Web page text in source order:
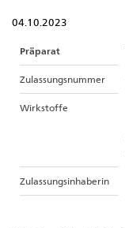
04.10.2023
Präparat
Zulassungsnummer
Wirkstoffe
Zulassungsinhaberin